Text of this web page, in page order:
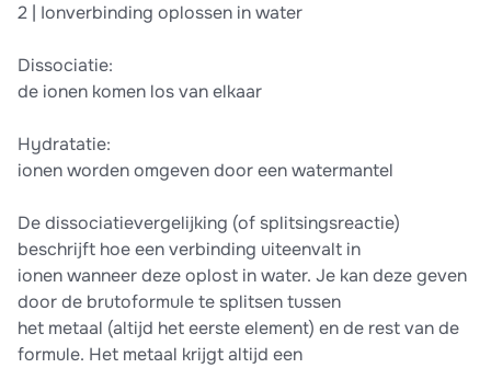
2 | Ionverbinding oplossen in water
Dissociatie:
de ionen komen los van elkaar
Hydratatie:
ionen worden omgeven door een watermantel
De dissociatievergelijking (of splitsingsreactie)
beschrijft hoe een verbinding uiteenvalt in
ionen wanneer deze oplost in water. Je kan deze geven
door de brutoformule te splitsen tussen
het metaal (altijd het eerste element) en de rest van de
formule. Het metaal krijgt altijd een